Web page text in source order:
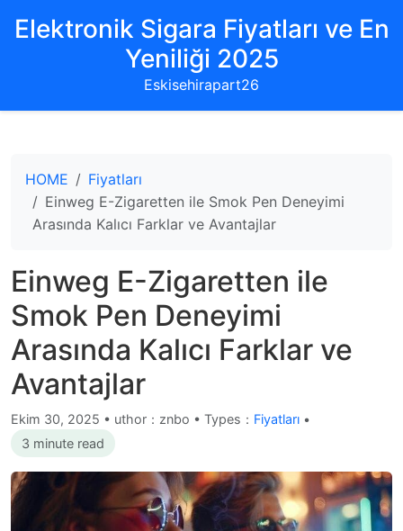
Elektronik Sigara Fiyatları ve En
Yeniliği 2025
Eskisehirapart26
HOME
Fiyatları
Einweg E-Zigaretten ile Smok Pen Deneyimi
Arasında Kalıcı Farklar ve Avantajlar
Einweg E-Zigaretten ile
Smok Pen Deneyimi
Arasında Kalıcı Farklar ve
Avantajlar
Ekim 30, 2025 • uthor：znbo • Types： Fiyatları •
3 minute read